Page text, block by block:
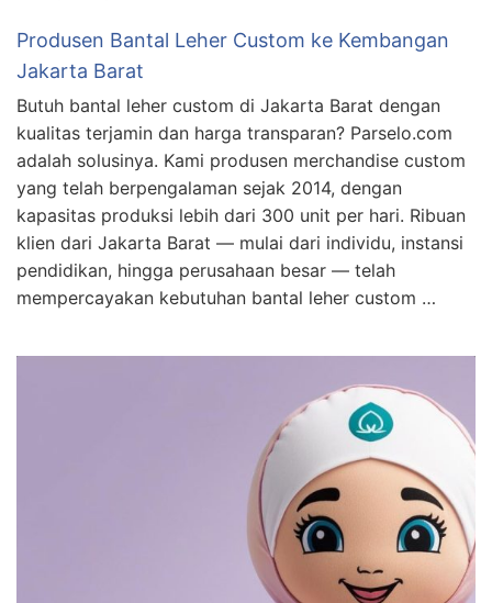
Produsen Bantal Leher Custom ke Kembangan
Jakarta Barat
Butuh bantal leher custom di Jakarta Barat dengan
kualitas terjamin dan harga transparan? Parselo.com
adalah solusinya. Kami produsen merchandise custom
yang telah berpengalaman sejak 2014, dengan
kapasitas produksi lebih dari 300 unit per hari. Ribuan
klien dari Jakarta Barat — mulai dari individu, instansi
pendidikan, hingga perusahaan besar — telah
mempercayakan kebutuhan bantal leher custom …